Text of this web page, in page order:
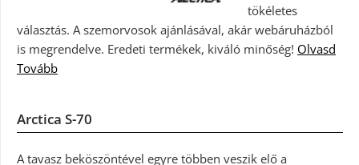
tökéletes
választás. A szemorvosok ajánlásával, akár webáruházból
is megrendelve. Eredeti termékek, kiváló minőség! Olvasd
Tovább
Arctica S-70
A tavasz beköszöntével egyre többen veszik elő a